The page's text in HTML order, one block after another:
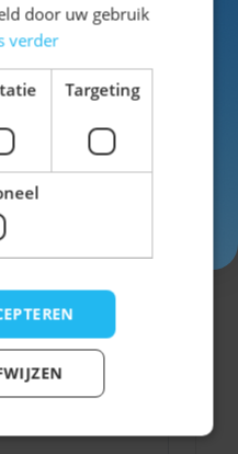
door uw gebruik
verder
Targeting
en ontvang toegang
kortingen!